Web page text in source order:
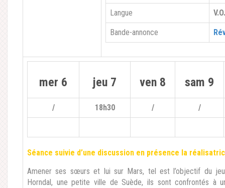
Langue
Bande-annonce
mer 6 jeu 7 ven 8 sam 9
/ 18h30 / /
Séance suivie d’une discussion en présence la
Amener ses sœurs et lui sur Mars, tel est l’objectif du
Horndal, une petite ville de Suède, ils sont confrontés à